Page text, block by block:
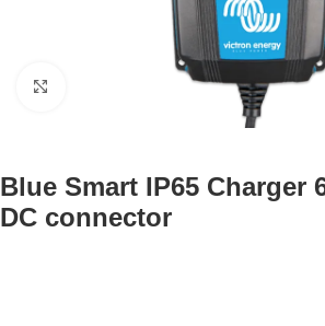
Büyütmek için tıklayın
Blue Smart IP65 Charger
DC connector